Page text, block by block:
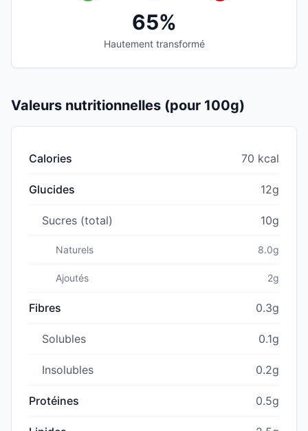
65%
Hautement transformé
Valeurs nutritionnelles (pour 100g)
Calories 70 kcal
Glucides 12g
Sucres (total) 10g
Naturels 8.0g
Ajoutés 2g
Fibres 0.3g
Solubles 0.1g
Insolubles 0.2g
Protéines 0.5g